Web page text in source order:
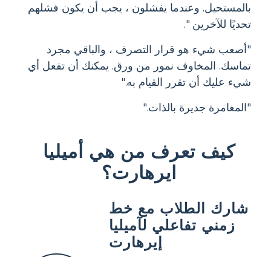
بالمستحيل. وعندما يفشلون ، يجب أن يكون فشلهم
تحديًا للآخرين ".
"أصعب شيء هو قرار التصرف ، والباقي مجرد
تماسك. المخاوف نمور من ورق. يمكنك أن تفعل أي
شيء عليك أن تقرر القيام به."
"المغامرة جديرة بالذات."
كيف تعرف من هي أميليا
ايرهارت؟
شارك الطلاب مع خط
زمني تفاعلي لآميليا
إيرهارت